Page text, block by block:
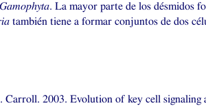
Gamophyta. La mayor parte de los désmidos
también tiene a formar conjuntos de dos
2003. Evolution of key cell